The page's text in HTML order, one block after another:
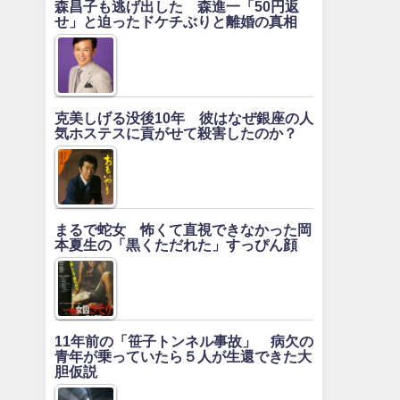
森昌子も逃げ出した 森進一「50円返
せ」と迫ったドケチぶりと離婚の真相
克美しげる没後10年 彼はなぜ銀座の人
気ホステスに貢がせて殺害したのか？
まるで蛇女 怖くて直視できなかった岡
本夏生の「黒くただれた」すっぴん顔
11年前の「笹子トンネル事故」 病欠の
青年が乗っていたら５人が生還できた大
胆仮説